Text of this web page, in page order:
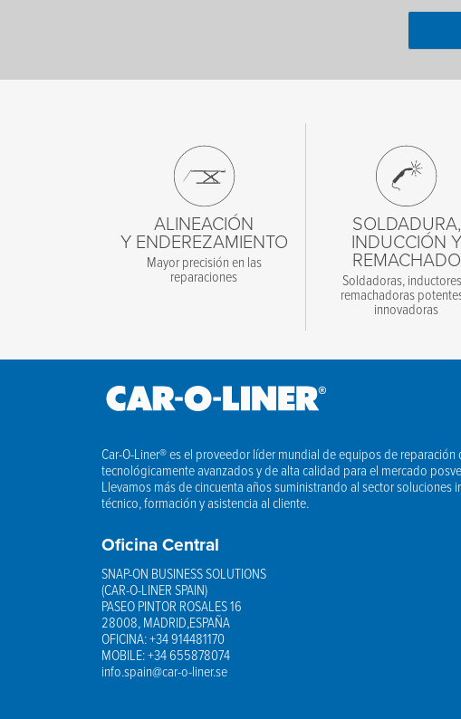
Nombre*
Correo
Telefono*
Empresa*
Mensaje
Acepto los términos de la normativa sobre privacidad
ALINEACIÓN
Y ENDEREZAMIENTO
Mayor precisión en las
reparaciones
SOLDADURA,
INDUCCIÓN Y
REMACHADO
Soldadoras,
remachadoras
innovadoras
Car-O-Liner® es el proveedor líder mundial de equipos de
tecnológicamente avanzados y de alta calidad para el mercado
Llevamos más de cincuenta años suministrando al sector soluciones
técnico, formación y asistencia al cliente.
Oficina Central
SNAP-ON BUSINESS SOLUTIONS
(CAR-O-LINER SPAIN)
PASEO PINTOR ROSALES 16
28008, MADRID,ESPAÑA
OFICINA: +34 914481170
MOBILE: +34 655878074
info.spain@car-o-liner.se